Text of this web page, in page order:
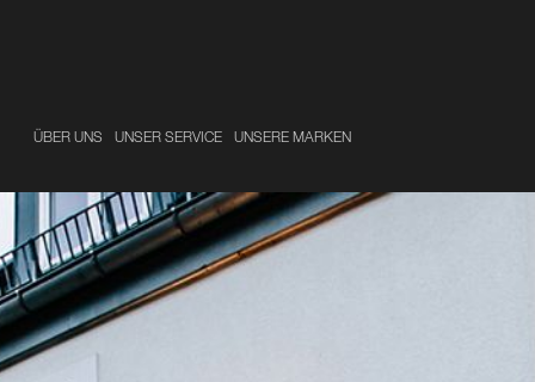
ÜBER UNS UNSER SERVICE UNSERE MARKEN